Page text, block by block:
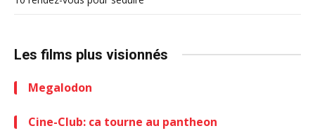
Les films plus visionnés
Megalodon
Cine-Club: ca tourne au pantheon